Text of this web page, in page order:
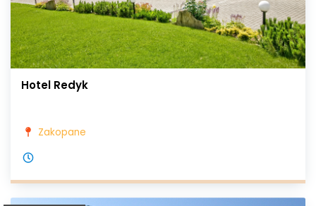
Hotel Redyk
Zakopane